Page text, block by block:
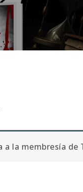
la membresía de